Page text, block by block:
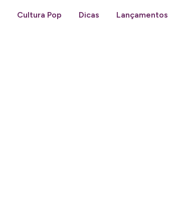
Cultura Pop Dicas Lançamentos